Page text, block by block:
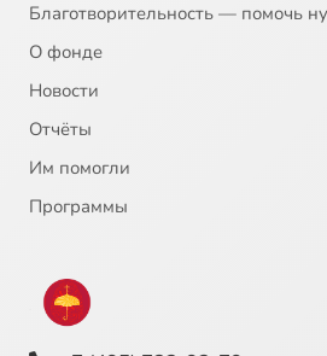
Благотворительность — помочь
О фонде
Новости
Отчёты
Им помогли
Программы